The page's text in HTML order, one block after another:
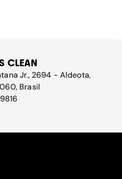
CLEAN
Jr., 2694 - Aldeota,
Brasil